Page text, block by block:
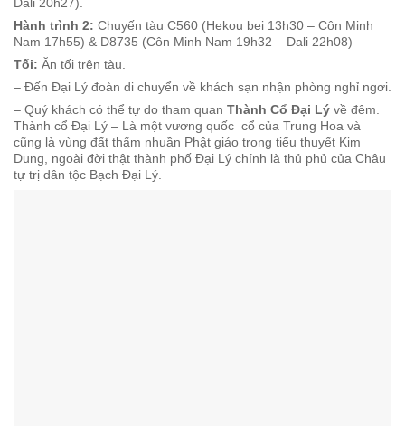
Hành trình 2: Chuyến tàu C560 (Hekou bei 13h30 – Côn Minh
Nam 17h55) & D8735 (Côn Minh Nam 19h32 – Dali 22h08)
Tối: Ăn tối trên tàu.
– Đến Đại Lý đoàn di chuyển về khách sạn nhận phòng nghỉ ngơi.
– Quý khách có thể tự do tham quan Thành Cổ Đại Lý về đêm.
Thành cổ Đại Lý – Là một vương quốc cổ của Trung Hoa và
cũng là vùng đất thấm nhuần Phật giáo trong tiểu thuyết Kim
Dung, ngoài đời thật thành phố Đại Lý chính là thủ phủ của Châu
tự trị dân tộc Bạch Đại Lý.